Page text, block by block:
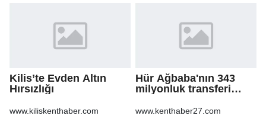
Kilis’te Evden Altın
Hırsızlığı
www.kiliskenthaber.com
Hür Ağbaba'nın 343
milyonluk transferi
Ağbaba'ya milyonlar
www.kenthaber27.com